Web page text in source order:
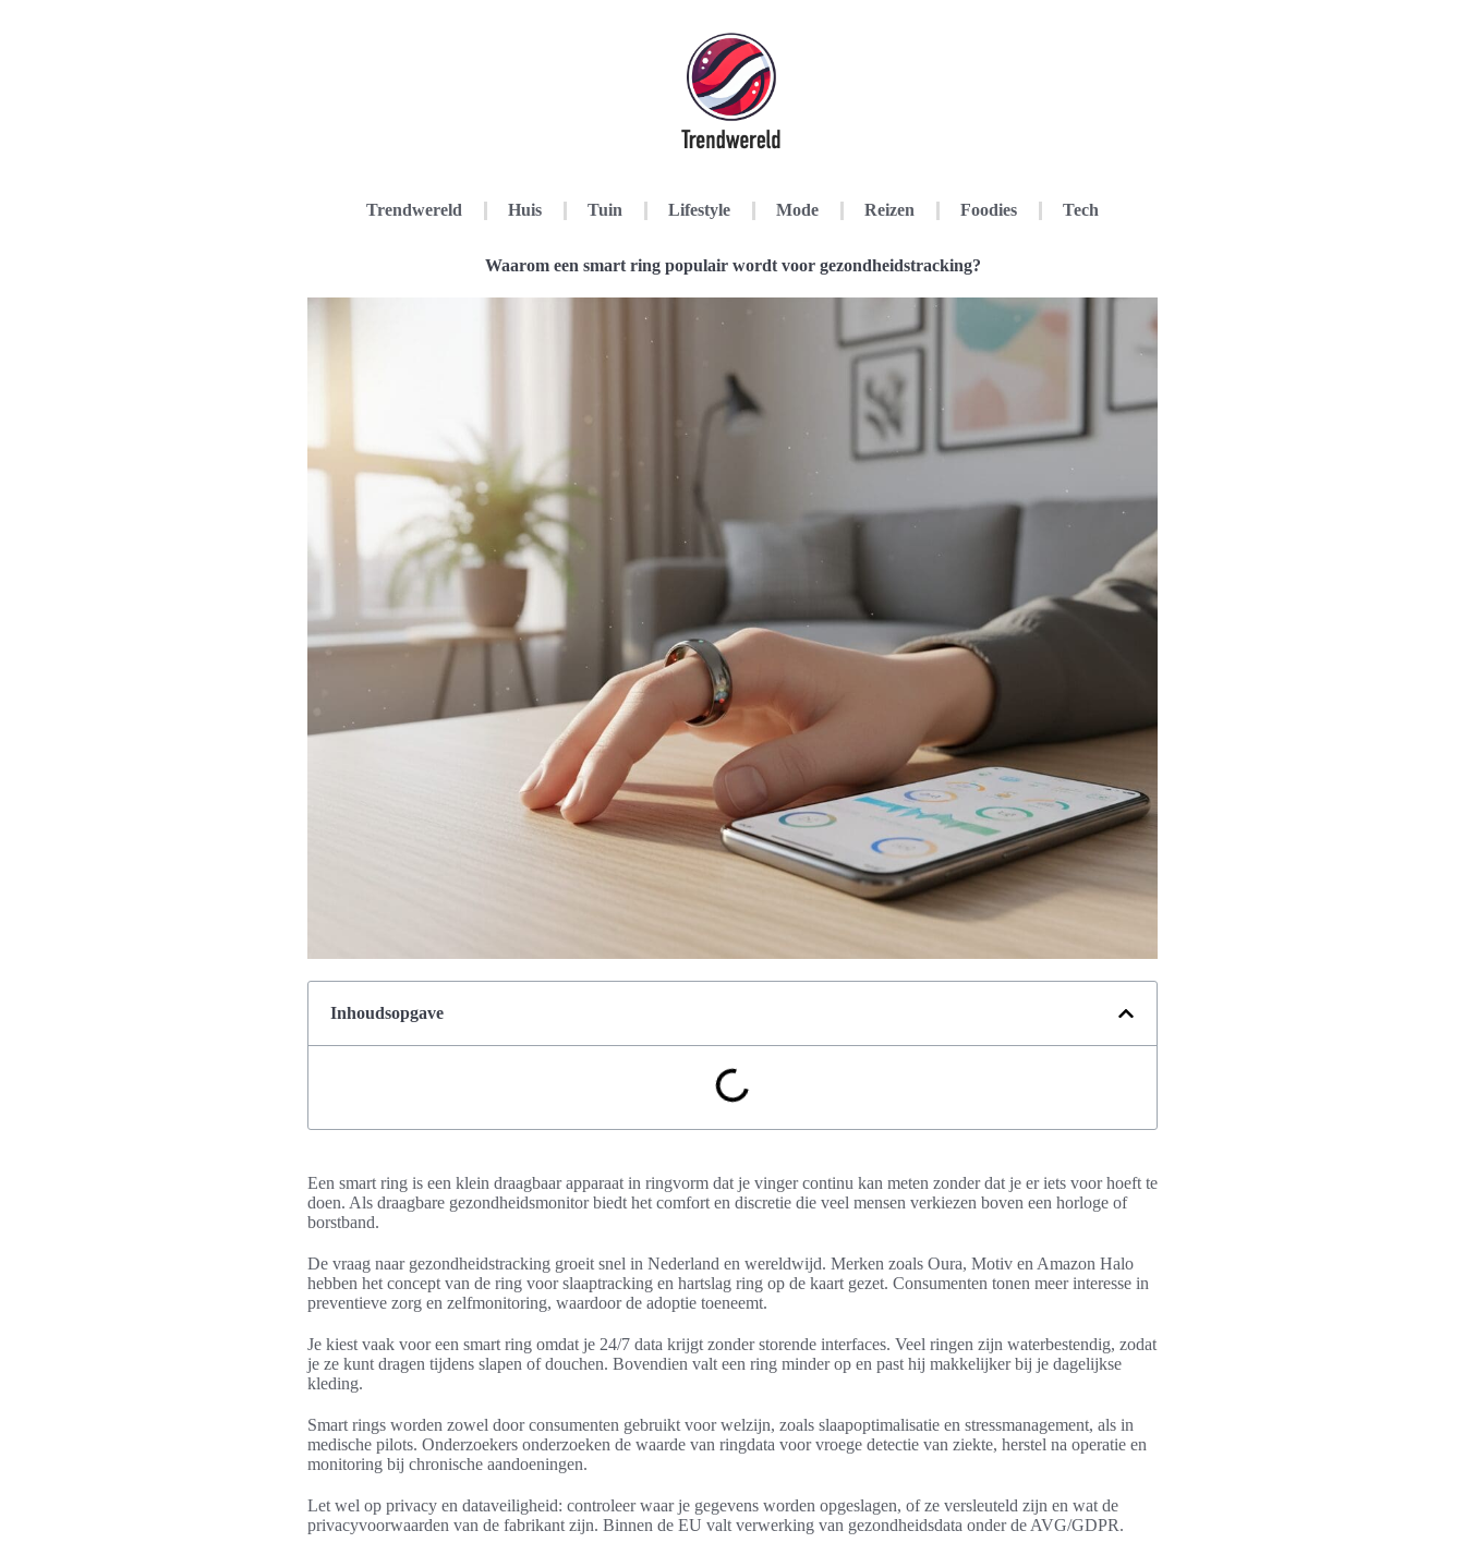
Trendwereld Huis Tuin Lifestyle Mode Reizen Foodies Tech
Waarom een smart ring populair wordt voor gezondheidstracking?
Inhoudsopgave
Een smart ring is een klein draagbaar apparaat in ringvorm dat je vinger continu kan meten zonder dat je er iets voor hoeft te
doen. Als draagbare gezondheidsmonitor biedt het comfort en discretie die veel mensen verkiezen boven een horloge of
borstband.
De vraag naar gezondheidstracking groeit snel in Nederland en wereldwijd. Merken zoals Oura, Motiv en Amazon Halo
hebben het concept van de ring voor slaaptracking en hartslag ring op de kaart gezet. Consumenten tonen meer interesse in
preventieve zorg en zelfmonitoring, waardoor de adoptie toeneemt.
Je kiest vaak voor een smart ring omdat je 24/7 data krijgt zonder storende interfaces. Veel ringen zijn waterbestendig, zodat
je ze kunt dragen tijdens slapen of douchen. Bovendien valt een ring minder op en past hij makkelijker bij je dagelijkse
kleding.
Smart rings worden zowel door consumenten gebruikt voor welzijn, zoals slaapoptimalisatie en stressmanagement, als in
medische pilots. Onderzoekers onderzoeken de waarde van ringdata voor vroege detectie van ziekte, herstel na operatie en
monitoring bij chronische aandoeningen.
Let wel op privacy en dataveiligheid: controleer waar je gegevens worden opgeslagen, of ze versleuteld zijn en wat de
privacyvoorwaarden van de fabrikant zijn. Binnen de EU valt verwerking van gezondheidsdata onder de AVG/GDPR.